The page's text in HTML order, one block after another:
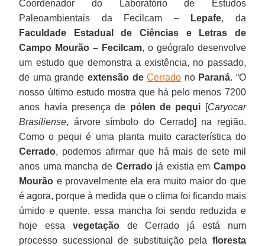
Coordenador do Laboratório de Estudos
Paleoambientais da Fecilcam –
Lepafe, da
Faculdade Estadual de Ciências e Letras de
Campo Mourão – Fecilcam, o geógrafo desenvolve
um estudo que demonstra a existência, no passado,
de uma grande extensão deCerrado no Paraná. “O
nosso último estudo mostra que há pelo menos 7200
anos havia presença de pólen de pequi [Caryocar
Brasiliense, árvore símbolo do Cerrado] na região.
Como o pequi é uma planta muito característica do
Cerrado, podemos afirmar que há mais de sete mil
anos uma mancha de Cerradojá existia em Campo
Mourão e provavelmente ela era muito maior do que
é agora, porque à medida que o clima foi ficando mais
úmido e quente, essa mancha foi sendo reduzida e
hoje essa vegetaçãode Cerrado já está num
processo sucessional de substituição pela floresta